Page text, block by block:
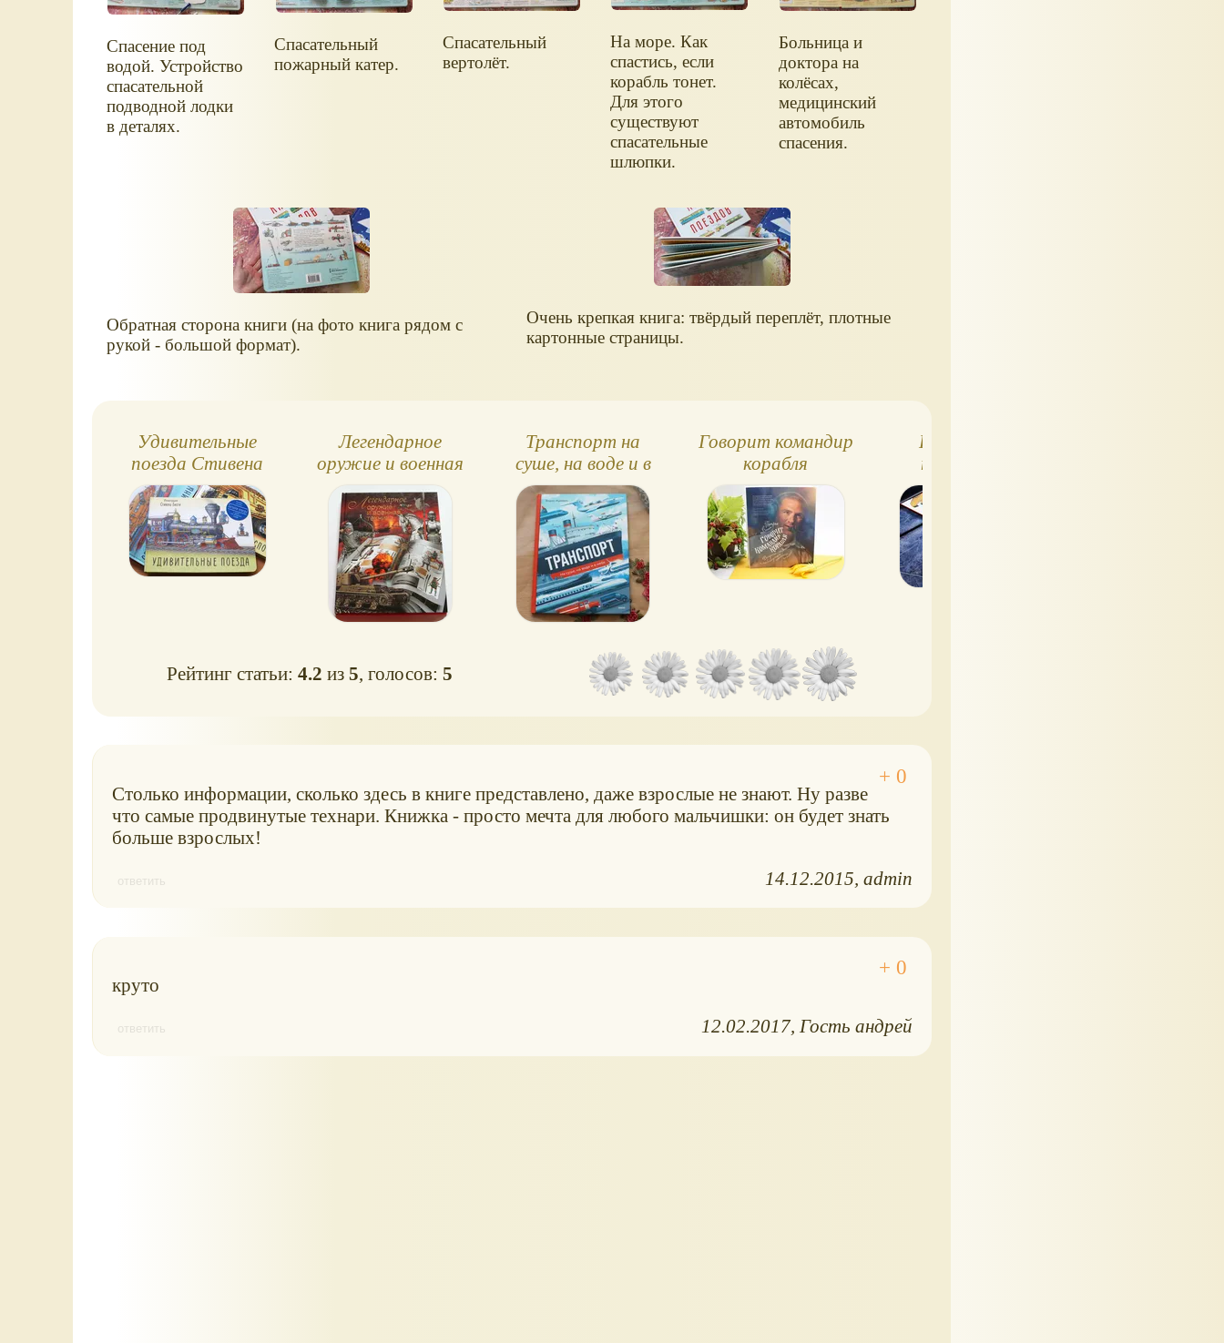
Спасение под
водой. Устройство
спасательной
подводной лодки
в деталях.
Спасательный
пожарный катер.
Спасательный
вертолёт.
На море. Как
спастись, если
корабль тонет.
Для этого
существуют
спасательные
шлюпки.
Больница и
доктора на
колёсах,
медицинский
автомобиль
спасения.
Обратная сторона книги (на фото книга рядом с
рукой - большой формат).
Очень крепкая книга: твёрдый переплёт, плотные
картонные страницы.
Удивительные
поезда Стивена
Бисти
Легендарное
оружие и военная
Транспорт на
суше, на воде и в
небе. Обзор книги
Говорит командир
корабля
Гигантский
транспорт
Рейтинг статьи:4.2 из5, голосов:5
Столько информации, сколько здесь в книге представлено, даже взрослые не знают. Ну разве
что самые продвинутые технари. Книжка - просто мечта для любого мальчишки: он будет знать
больше взрослых!
ответить 14.12.2015 admin
круто
ответить 12.02.2017 Гость андрей